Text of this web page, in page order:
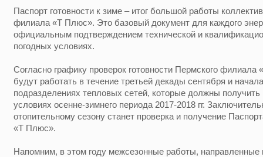
Паспорт готовности к зиме – итог большой работы
филиала «Т Плюс». Это базовый документ для каждого
официальным подтверждением технической и
погодных условиях.
Согласно графику проверок готовности Пермского
будут работать в течение третьей декады сентября и
подразделениях тепловых сетей, которые должны получить
условиях осенне-зимнего периода 2017-2018 гг.
отопительному сезону станет проверка и получение
«Т Плюс».
Напомним, в этом году межсезонные работы,